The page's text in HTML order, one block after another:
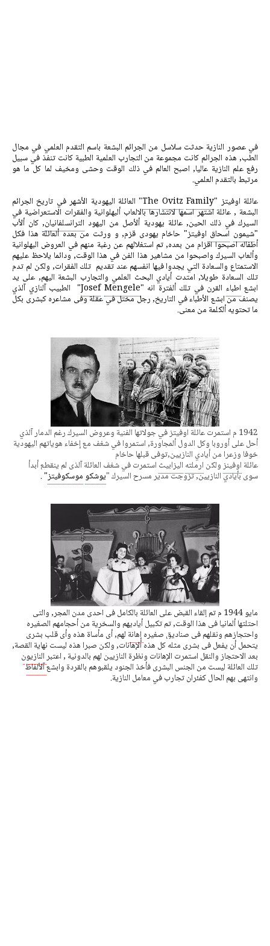
في عصور النازية حدثت سلاسل من الجرائم البشعة باسم التقدم العلمي في مجال
الطب, هذه الجرائم كانت مجموعة من التجارب العلمية الطبية كانت تنفذ في سبيل
رفع علم النازية عاليا, اصبح العالم في ذلك الوقت وحشى ومخيف لما كل ما هو
مرتبط بالتقدم العلمي.
عائلة اوفيتز "
The Ovitz Family " العائلة اليهودية الأشهر في تاريخ الجرائم
البشعة , عائلة اشتهر اسمها لانتشارها بالالعاب ألبهلوانية والفقرات الاستعراضية في
السيرك في ذلك الحين, عائلة يهودية ألأصل من اليهود الترانسلفانيان, كان ألأب
"شيمون اسحاق اوفيتز" حاخام يهودى قزم, و ورثت من بعده ألعائلة هذا فكل
أطفاله اصبحوا اقزام من بعده, تم استغلالهم عن رغبة منهم في العروض البهلوانية
وألعاب السيرك واصبحوا من مشاهير هذا الفن في هذا الوقت, ودائما يلاحظ عليهم
الاستمتاع والسعادة التي يجدوا فيها انفسهم عند تقديم تلك الفقرات, ولكن لم تدم
تلك السعادة طويلا, امتدت أيادي البحث العلمي والتجارب البشعة اليهم, على يد
ابشع اطباء القرن في تلك ألفترة انه " Josef Mengele " الطبيب آلنازي آلذي
يصنف من ابشع الأطباء في التاريخ, رجل مختل في عقلة وفى مشاعره كبشرى بكل
ما تحتويه ألكلمة من معنى.
1942 م استمرت عائلة اوفيتز في جولاتها الفنية وعروض السيرك رغم الدمار آلذي
أحل على أوروبا وكل الدول ألمجاورة, استمروا في شغف مع إخفاء هوياتهم اليهودية
خوفا وزعرا من أيادي النازيين,توفى قبلها حاخام
عائلة اوفينزولكن ارملته اليزابيث استمرت في شغف العائلة آلذي لم ينقطع أبدأ
سوى بأيادي النازيين, تزوجت مدير مسرح السيرك "يوشكو موسكوفيتز" .
واحتجازهم ونقلهم في صناديق صغيره إهانة لهم, أي مأساة
يتحمل أن يفعل في بشرى مثله كل هذه ألإهانات
بعد الاحتجاز والنقل استمرت الإهانات ونظرة النازيين لهم بالدونية , اعتبر النازيون
تلك العائلة ليست من الجنس البشرى فأخذ الجنود يلقبوهم بالقردة وابشع آلألفاظ
وانتهى بهم الحال كفئران تجارب في معامل النازية.